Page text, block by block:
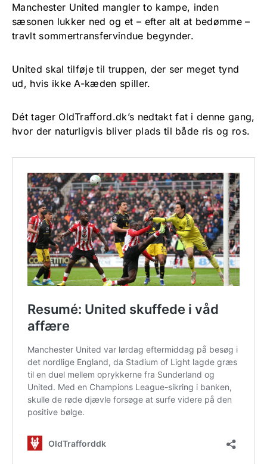
Manchester United mangler to kampe, inden
sæsonen lukker ned og et – efter alt at bedømme –
travlt sommertransfervindue begynder.
United skal tilføje til truppen, der ser meget tynd
ud, hvis ikke A-kæden spiller.
Dét tager OldTrafford.dk’s nedtakt fat i denne gang,
hvor der naturligvis bliver plads til både ris og ros.